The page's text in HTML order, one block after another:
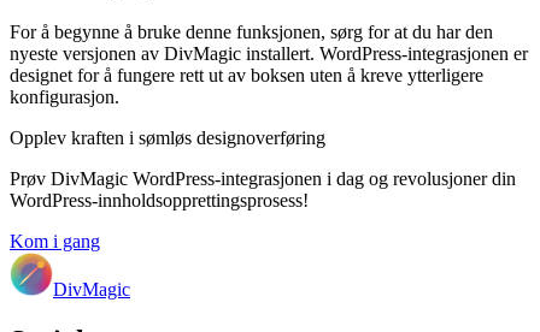
For å begynne å bruke denne funksjonen, sørg for at du har den
nyeste versjonen av DivMagic installert. WordPress-integrasjonen er
designet for å fungere rett ut av boksen uten å kreve ytterligere
konfigurasjon.
Opplev kraften i sømløs designoverføring
Prøv DivMagic WordPress-integrasjonen i dag og revolusjoner din
WordPress-innholdsopprettingsprosess!
Kom i gang
DivMagic